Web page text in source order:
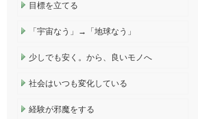
目標を立てる
「宇宙なう」→「地球なう」
少しでも安く。から、良いモノへ
社会はいつも変化している
経験が邪魔をする